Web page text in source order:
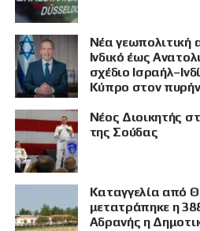
ΠΡΟΒΟΛΗ
Νέα γεωπολιτική
Ινδικό έως
σχέδιο
Κύπρο στον
Νέος Διοικητής
της Σούδας
Καταγγελία από
μετατράπηκε η
Αδρανής η